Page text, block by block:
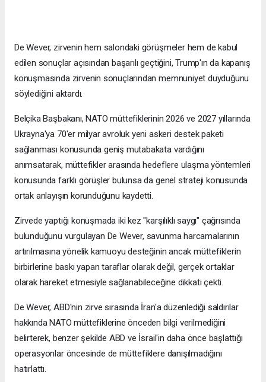
De Wever, zirvenin hem salondaki görüşmeler hem de kabul
edilen sonuçlar açısından başarılı geçtiğini, Trump'ın da kapanış
konuşmasında zirvenin sonuçlarından memnuniyet duyduğunu
söylediğini aktardı.
Belçika Başbakanı, NATO müttefiklerinin 2026 ve 2027 yıllarında
Ukrayna'ya 70'er milyar avroluk yeni askeri destek paketi
sağlanması konusunda geniş mutabakata vardığını
anımsatarak, müttefikler arasında hedeflere ulaşma yöntemleri
konusunda farklı görüşler bulunsa da genel strateji konusunda
ortak anlayışın korunduğunu kaydetti.
Zirvede yaptığı konuşmada iki kez "karşılıklı saygı" çağrısında
bulunduğunu vurgulayan De Wever, savunma harcamalarının
artırılmasına yönelik kamuoyu desteğinin ancak müttefiklerin
birbirlerine baskı yapan taraflar olarak değil, gerçek ortaklar
olarak hareket etmesiyle sağlanabileceğine dikkati çekti.
De Wever, ABD'nin zirve sırasında İran'a düzenlediği saldırılar
hakkında NATO müttefiklerine önceden bilgi verilmediğini
belirterek, benzer şekilde ABD ve İsrail'in daha önce başlattığı
operasyonlar öncesinde de müttefiklere danışılmadığını
hatırlattı.